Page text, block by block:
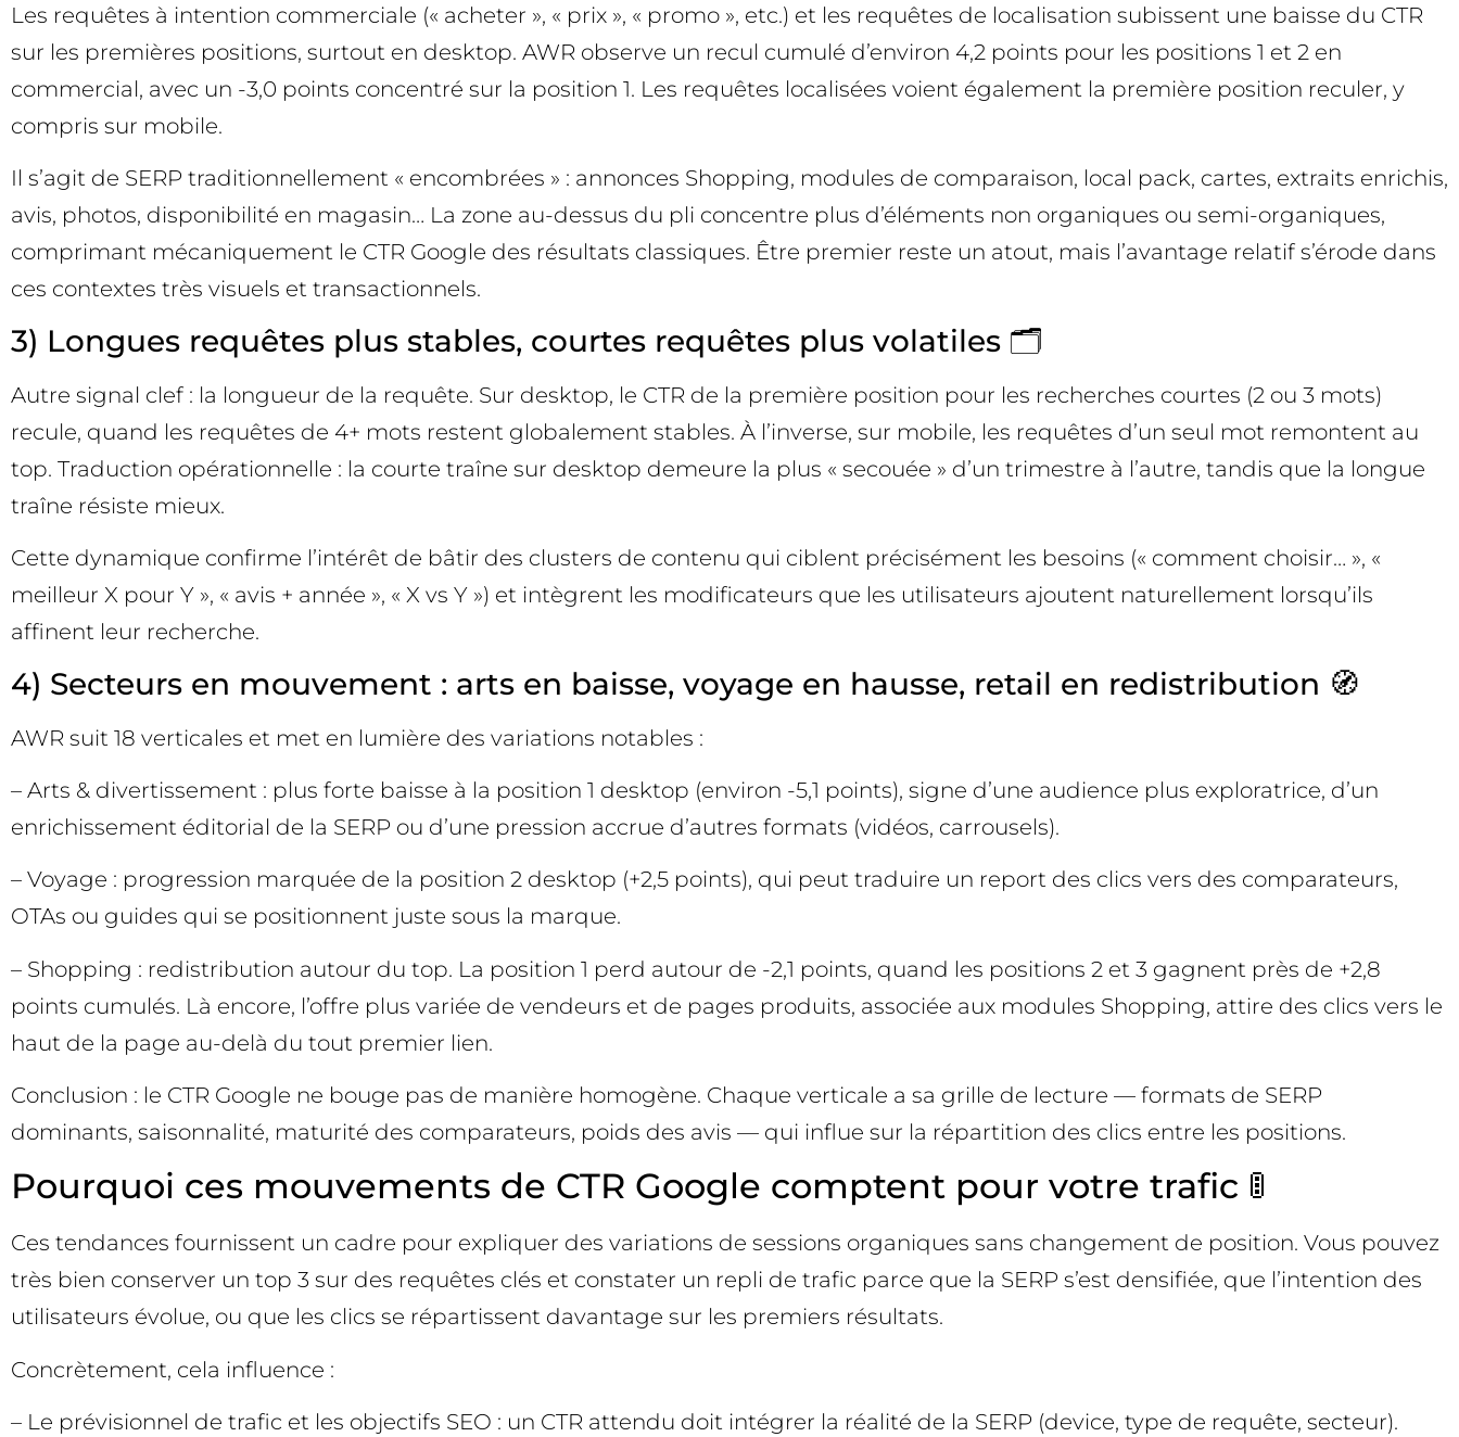
Les requêtes à intention commerciale (« acheter », « prix », « promo », etc.) et les requêtes de localisation subissent une baisse du CTR
sur les premières positions, surtout en desktop. AWR observe un recul cumulé d’environ 4,2 points pour les positions 1 et 2 en
commercial, avec un -3,0 points concentré sur la position 1. Les requêtes localisées voient également la première position reculer, y
compris sur mobile.
Il s’agit de SERP traditionnellement « encombrées » : annonces Shopping, modules de comparaison, local pack, cartes, extraits enrichis,
avis, photos, disponibilité en magasin… La zone au-dessus du pli concentre plus d’éléments non organiques ou semi-organiques,
comprimant mécaniquement le CTR Google des résultats classiques. Être premier reste un atout, mais l’avantage relatif s’érode dans
ces contextes très visuels et transactionnels.
3) Longues requêtes plus stables, courtes requêtes plus volatiles 🗂️
Autre signal clef : la longueur de la requête. Sur desktop, le CTR de la première position pour les recherches courtes (2 ou 3 mots)
recule, quand les requêtes de 4+ mots restent globalement stables. À l’inverse, sur mobile, les requêtes d’un seul mot remontent au
top. Traduction opérationnelle : la courte traîne sur desktop demeure la plus « secouée » d’un trimestre à l’autre, tandis que la longue
traîne résiste mieux.
Cette dynamique confirme l’intérêt de bâtir des clusters de contenu qui ciblent précisément les besoins (« comment choisir… », «
meilleur X pour Y », « avis + année », « X vs Y ») et intègrent les modificateurs que les utilisateurs ajoutent naturellement lorsqu’ils
affinent leur recherche.
4) Secteurs en mouvement : arts en baisse, voyage en hausse, retail en redistribution 🧭
AWR suit 18 verticales et met en lumière des variations notables :
– Arts & divertissement : plus forte baisse à la position 1 desktop (environ -5,1 points), signe d’une audience plus exploratrice, d’un
enrichissement éditorial de la SERP ou d’une pression accrue d’autres formats (vidéos, carrousels).
– Voyage : progression marquée de la position 2 desktop (+2,5 points), qui peut traduire un report des clics vers des comparateurs,
OTAs ou guides qui se positionnent juste sous la marque.
– Shopping : redistribution autour du top. La position 1 perd autour de -2,1 points, quand les positions 2 et 3 gagnent près de +2,8
points cumulés. Là encore, l’offre plus variée de vendeurs et de pages produits, associée aux modules Shopping, attire des clics vers le
haut de la page au-delà du tout premier lien.
Conclusion : le CTR Google ne bouge pas de manière homogène. Chaque verticale a sa grille de lecture — formats de SERP
dominants, saisonnalité, maturité des comparateurs, poids des avis — qui influe sur la répartition des clics entre les positions.
Pourquoi ces mouvements de CTR Google comptent pour votre trafic 🚦
Ces tendances fournissent un cadre pour expliquer des variations de sessions organiques sans changement de position. Vous pouvez
très bien conserver un top 3 sur des requêtes clés et constater un repli de trafic parce que la SERP s’est densifiée, que l’intention des
utilisateurs évolue, ou que les clics se répartissent davantage sur les premiers résultats.
Concrètement, cela influence :
– Le prévisionnel de trafic et les objectifs SEO : un CTR attendu doit intégrer la réalité de la SERP (device, type de requête, secteur).